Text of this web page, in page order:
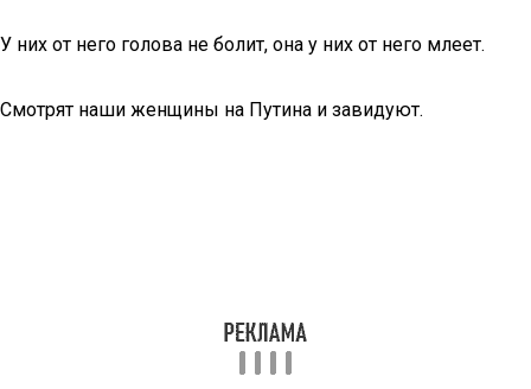
У них от него голова не болит, она у них от него млеет.
Смотрят наши женщины на Путина и завидуют.